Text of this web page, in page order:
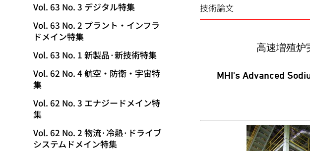
技術論文
高速増殖炉
MHI's Advanced
TECHNICAL
REVIEW
Vol. 63 No. 3 デジタル特集
Vol. 63 No. 2 プラント・インフラ
ドメイン特集
Vol. 63 No. 1 新製品·新技術特集
Vol. 62 No. 4 航空・防衛・宇宙特
集
Vol. 62 No. 3 エナジードメイン特
集
Vol. 62 No. 2 物流·冷熱·ドライブ
システムドメイン特集